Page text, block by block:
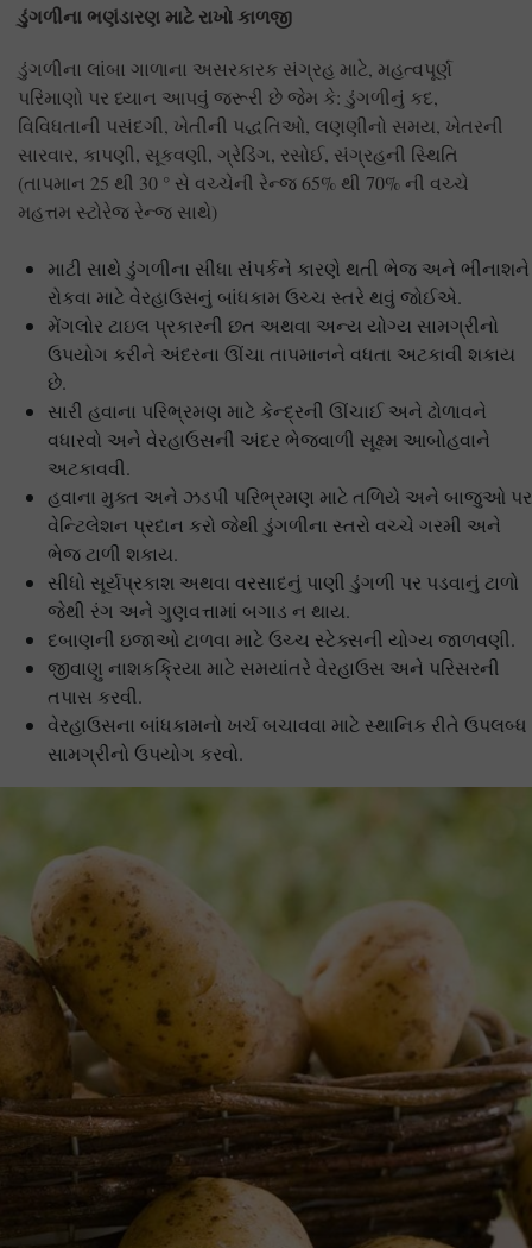
ડુંગળીના ભણંડારણ માટે રાખો કાળજી
ડુંગળીના લાંબા ગાળાના અસરકારક સંગ્રહ માટે, મહત્વપૂર્ણ
પરિમાણો પર ધ્યાન આપવું જરૂરી છે જેમ કે: ડુંગળીનું કદ,
વિવિધતાની પસંદગી, ખેતીની પદ્ધતિઓ, લણણીનો સમય, ખેતરની
સારવાર, કાપણી, સૂકવણી, ગ્રેડિંગ, રસોઈ, સંગ્રહની સ્થિતિ
(તાપમાન 25 થી 30 ° સે વચ્ચેની રેન્જ 65% થી 70% ની વચ્ચે
મહત્તમ સ્ટોરેજ રેન્જ સાથે)
માટી સાથે ડુંગળીના સીધા સંપર્કને કારણે થતી ભેજ અને ભીનાશને
રોકવા માટે વેરહાઉસનું બાંધકામ ઉચ્ચ સ્તરે થવું જોઈએ.
મેંગલોર ટાઇલ પ્રકારની છત અથવા અન્ય યોગ્ય સામગ્રીનો
ઉપયોગ કરીને અંદરના ઊંચા તાપમાનને વધતા અટકાવી શકાય
છે.
સારી હવાના પરિભ્રમણ માટે કેન્દ્રની ઊંચાઈ અને ઢોળાવને
વધારવો અને વેરહાઉસની અંદર ભેજવાળી સૂક્ષ્મ આબોહવાને
અટકાવવી.
હવાના મુક્ત અને ઝડપી પરિભ્રમણ માટે તળિયે અને બાજુઓ પર
વેન્ટિલેશન પ્રદાન કરો જેથી ડુંગળીના સ્તરો વચ્ચે ગરમી અને
ભેજ ટાળી શકાય.
સીધો સૂર્યપ્રકાશ અથવા વરસાદનું પાણી ડુંગળી પર પડવાનું ટાળો
જેથી રંગ અને ગુણવત્તામાં બગાડ ન થાય.
દબાણની ઇજાઓ ટાળવા માટે ઉચ્ચ સ્ટેક્સની યોગ્ય જાળવણી.
જીવાણુ નાશકક્રિયા માટે સમયાંતરે વેરહાઉસ અને પરિસરની
તપાસ કરવી.
વેરહાઉસના બાંધકામનો ખર્ચ બચાવવા માટે સ્થાનિક રીતે ઉપલબ્ધ
સામગ્રીનો ઉપયોગ કરવો.